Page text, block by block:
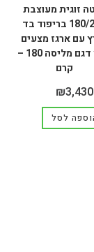
זוגית מעוצבת
180/200 בריפוד בד
עם ארגז מצעים
מעץ דגם מליסה 180 –
קרם
₪3,430
לסל